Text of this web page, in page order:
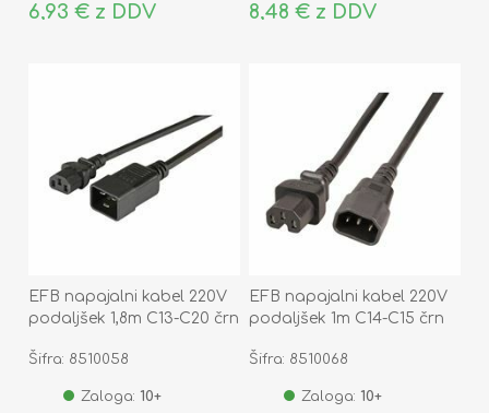
6,93 € z DDV 8,48 € z DDV
EFB napajalni kabel 220V
podaljšek 1,8m C13-C20 črn
Šifra: 8510058
Zaloga: 10+
EFB napajalni kabel 220V
podaljšek 1m C14-C15 črn
Šifra: 8510068
Zaloga: 10+